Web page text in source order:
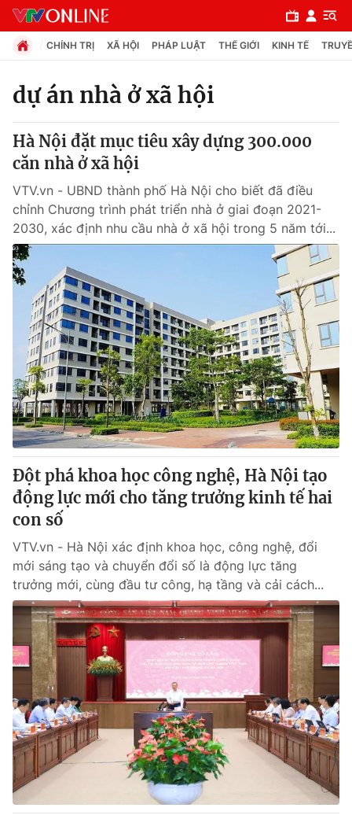
Chuyên mục
Chính trị
Xã hội
Pháp luật
Y tế
Thế giới
Tin tức
Thế giới đó đây
Câu chuyện quốc tế
Kinh tế
Tài chính
Thị trường
Góc doanh nghiệp
Dữ liệu và đời sống
Truyền hình
Phim VTV
Hậu trường
Nhân vật
Khán giả
Giải sao mai
Giải trí
Điện ảnh
Âm nhạc
Sao
Đời sống
Du lịch
Làm đẹp
Chất lượng cuộc sống
Giáo dục
Tuyển sinh
Học trực tuyến
Công nghệ
Hitech Công nghệ tương lai
Sản phẩm
Thị trường
Tư vấn
Giao lưu trực tuyến
Lịch phát sóng
Chuyên mục khác
CHÍNH TRỊ XÃ HỘI PHÁP LUẬT THẾ GIỚI KINH TẾ
dự án nhà ở xã hội
Hà Nội đặt mục tiêu xây dựng 300.000
căn nhà ở xã hội
VTV.vn - UBND thành phố Hà Nội cho biết đã điều
chỉnh Chương trình phát triển nhà ở giai đoạn 2021-
2030, xác định nhu cầu nhà ở xã hội trong 5 năm tới...
Đột phá khoa học công nghệ, Hà Nội tạo
động lực mới cho tăng trưởng kinh tế hai
con số
VTV.vn - Hà Nội xác định khoa học, công nghệ, đổi
mới sáng tạo và chuyển đổi số là động lực tăng
trưởng mới, cùng đầu tư công, hạ tầng và cải cách...